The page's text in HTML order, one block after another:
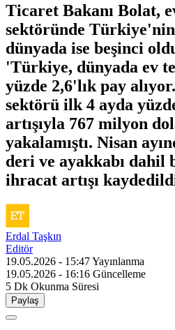
Ticaret Bakanı Bolat,
sektöründe
dünyada ise beşinci
'Türkiye, dünyada ev
yüzde 2,6'lık pay
sektörü ilk 4 ayda
artışıyla 767 milyon
yakalamıştı. Nisan
deri ve ayakkabı dahil
ihracat artışı
Erdal Taşkın
Editör
19.05.2026 - 15:47Yayınlanma
19.05.2026 - 16:16 Güncelleme
5 Dk Okunma Süresi
Paylaş